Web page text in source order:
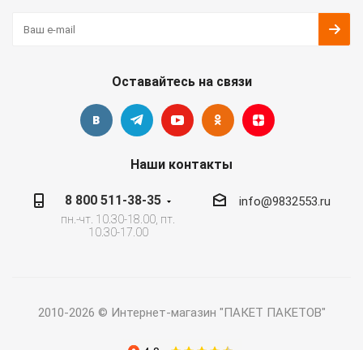
Оставайтесь на связи
Наши контакты
8 800 511-38-35
пн.-чт. 10.30-18.00, пт.
10.30-17.00
info@9832553.ru
2010-2026 © Интернет-магазин "ПАКЕТ ПАКЕТОВ"